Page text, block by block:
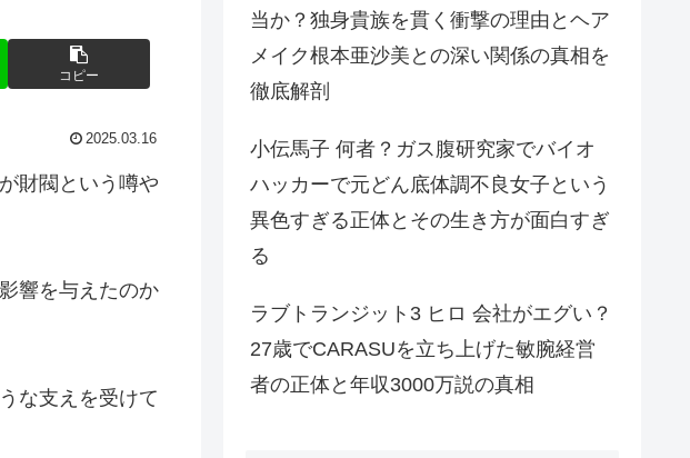
コピー
2025.03.16
財閥という噂や
響を与えたのか
な支えを受けて
当か？独身貴族を貫く衝撃の理由とヘア
メイク根本亜沙美との深い関係の真相を
徹底解剖
小伝馬子 何者？ガス腹研究家でバイオ
ハッカーで元どん底体調不良女子という
異色すぎる正体とその生き方が面白すぎ
る
ラブトランジット3 ヒロ 会社がエグい？
27歳でCARASUを立ち上げた敏腕経営
者の正体と年収3000万説の真相